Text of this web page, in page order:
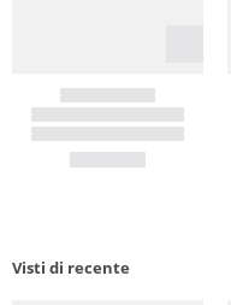
Visti di recente